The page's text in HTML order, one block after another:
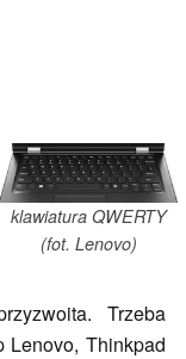
klawiatura QWERTY
(fot. Lenovo)
Trzeba
Lenovo, Thinkpad